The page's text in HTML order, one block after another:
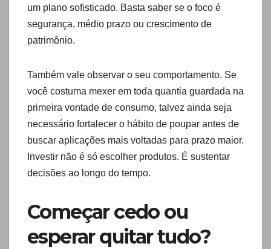
um plano sofisticado. Basta saber se o foco é
segurança, médio prazo ou crescimento de
patrimônio.
Também vale observar o seu comportamento. Se
você costuma mexer em toda quantia guardada na
primeira vontade de consumo, talvez ainda seja
necessário fortalecer o hábito de poupar antes de
buscar aplicações mais voltadas para prazo maior.
Investir não é só escolher produtos. É sustentar
decisões ao longo do tempo.
Começar cedo ou
esperar quitar tudo?